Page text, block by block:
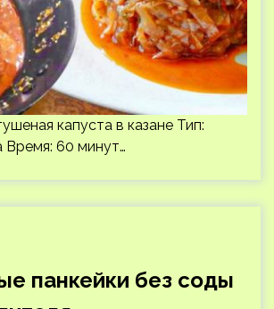
капуста в казане Тип:
60 минут…
панкейки без соды